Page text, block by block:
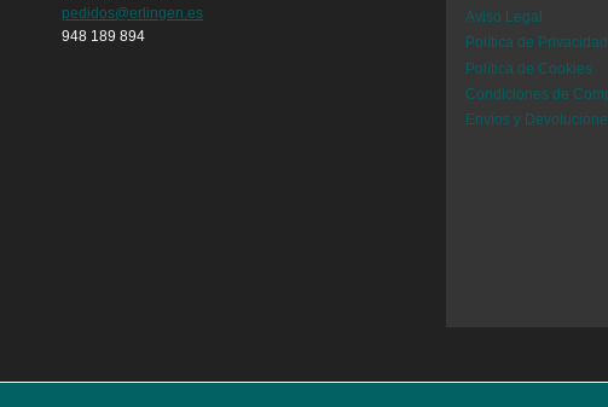
pedidos@erlingen.es
948 189 894
Aviso Legal
Política de Privacidad
Política de Cookies
Condiciones de
Envíos y